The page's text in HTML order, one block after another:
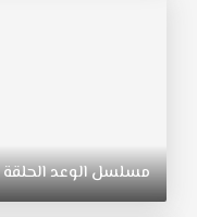
مسلسلالوعدالحلقة